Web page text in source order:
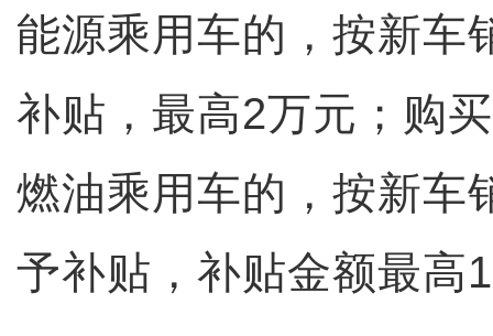
能源乘用车的，按新车
补贴，最高2万元；购
燃油乘用车的，按新车
予补贴，补贴金额最高